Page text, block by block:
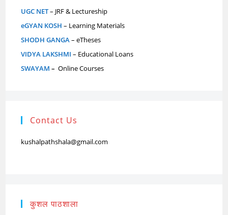
UGC NET– JRF & Lectureship
eGYAN KOSH – Learning Materials
SHODH GANGA– eTheses
VIDYA LAKSHMI – Educational Loans
SWAYAM – Online Courses
Contact Us
kushalpathshala@gmail.com
कुशल पाठशाला